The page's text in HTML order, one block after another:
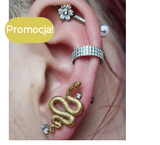
Promocja!